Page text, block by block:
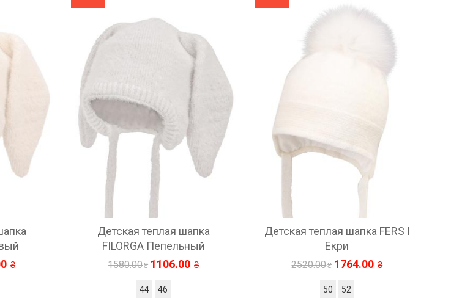
Детская теплая шапка
FILORGA Пепельный
1580.00 1106.00
44 46
Детская теплая шапка FERS I
Екри
2520.00 1764.00
50 52